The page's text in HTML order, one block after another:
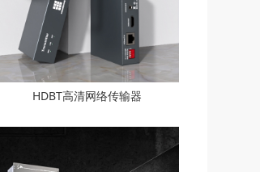
HDBT高清网络传输器